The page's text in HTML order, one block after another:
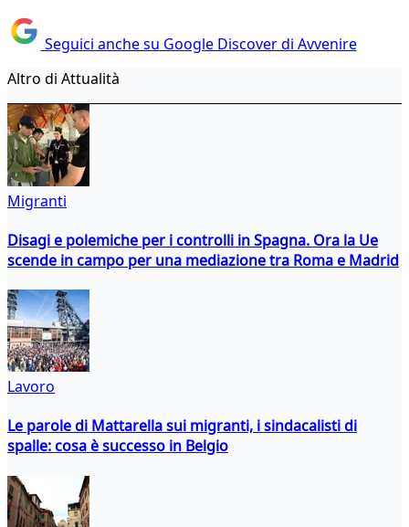
Seguici anche su Google Discover di Avvenire
Altro di Attualità
Migranti
Disagi e polemiche per i controlli in Spagna. Ora la Ue
scende in campo per una mediazione tra Roma e Madrid
Lavoro
Le parole di Mattarella sui migranti, i sindacalisti di
spalle: cosa è successo in Belgio